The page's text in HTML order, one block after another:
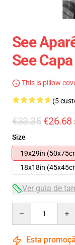
See
See
This is pillow
(5
€33.35 €26.68
Size
19x29in
18x18in
Ver guia de
Esta